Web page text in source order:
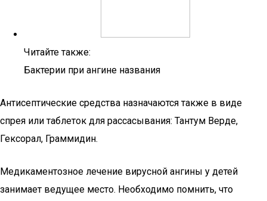
Читайте также:
Бактерии при ангине названия
Антисептические средства назначаются также в виде
спрея или таблеток для рассасывания: Тантум Верде,
Гексорал, Граммидин.
Медикаментозное лечение вирусной ангины у детей
занимает ведущее место. Необходимо помнить, что